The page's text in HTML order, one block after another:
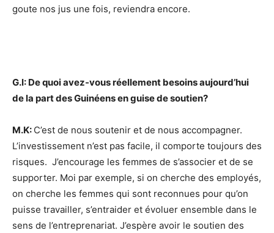
goute nos jus une fois, reviendra encore.
G.I: De quoi avez-vous réellement besoins aujourd’hui
de la part des Guinéens en guise de soutien?
M.K: C’est de nous soutenir et de nous accompagner.
L’investissement n’est pas facile, il comporte toujours des
risques. J’encourage les femmes de s’associer et de se
supporter. Moi par exemple, si on cherche des employés,
on cherche les femmes qui sont reconnues pour qu’on
puisse travailler, s’entraider et évoluer ensemble dans le
sens de l’entreprenariat. J’espère avoir le soutien des